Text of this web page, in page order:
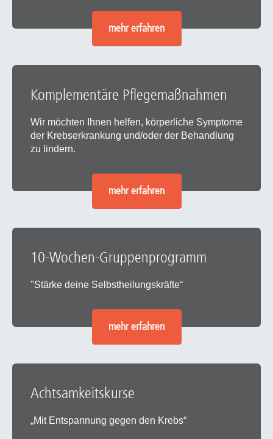
mehr erfahren
Komplementäre Pflegemaßnahmen
Wir möchten Ihnen helfen, körperliche Symptome
der Krebserkrankung und/oder der Behandlung
zu lindern.
mehr erfahren
10-Wochen-Gruppenprogramm
"Stärke deine Selbstheilungskräfte“
mehr erfahren
Achtsamkeitskurse
„Mit Entspannung gegen den Krebs“